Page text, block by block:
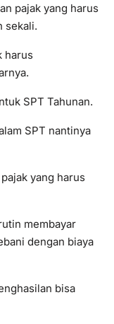
pajak yang harus
sekali.
harus
SPT Tahunan.
SPT nantinya
yang harus
membayar
dengan biaya
bisa